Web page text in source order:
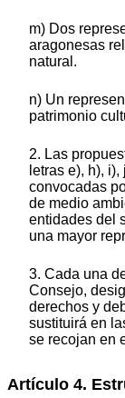
m) Dos
aragonesas
natural.
n) Un
patrimonio
2. Las
letras e), h),
convocadas
de medio
entidades del
una mayor
3. Cada una
Consejo,
derechos y
sustituirá en
se recojan en
Artículo 4.